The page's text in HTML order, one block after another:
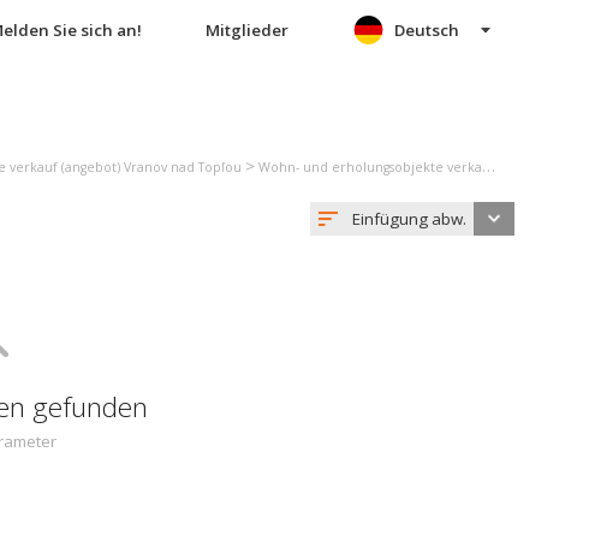
Sie sich an! Mitglieder Deutsch
(angebot) Vranov nad Topľou > Wohn- und erholungsobjekte verkauf (angebot) Sačurov
Einfügung abw.
gefunden